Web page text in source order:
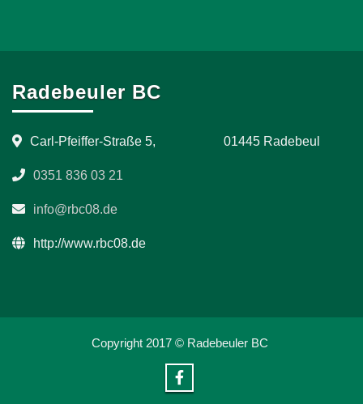
Radebeuler BC
Carl-Pfeiffer-Straße 5, 01445 Radebeul
0351 836 03 21
info@rbc08.de
http://www.rbc08.de
Copyright 2017 © Radebeuler BC